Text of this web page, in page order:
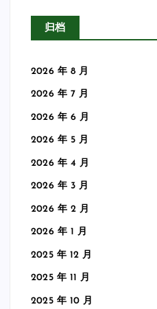
归档
2026 年 8 月
2026 年 7 月
2026 年 6 月
2026 年 5 月
2026 年 4 月
2026 年 3 月
2026 年 2 月
2026 年 1 月
2025 年 12 月
2025 年 11 月
2025 年 10 月